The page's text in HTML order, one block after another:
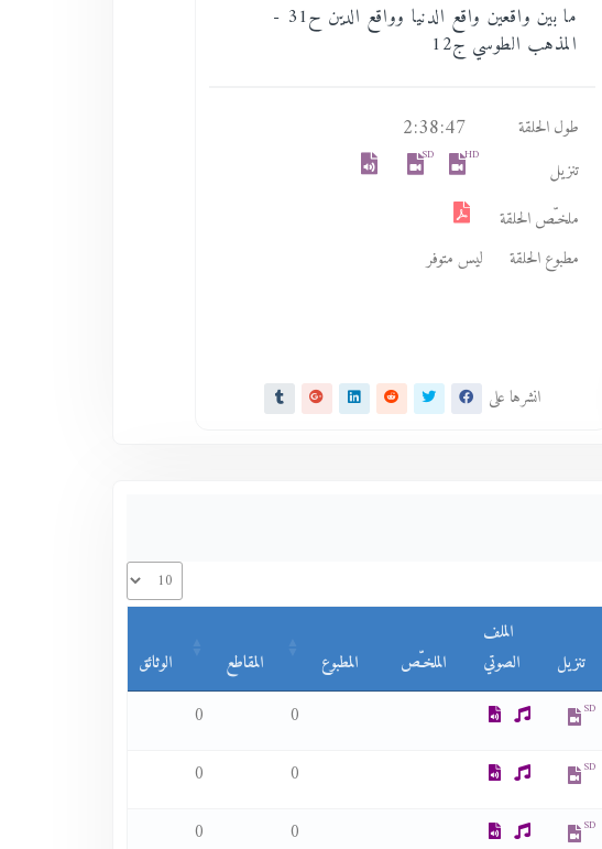
ما بين واقعين واقع الدنيا وواقع الدين ح31 -
المذهب الطوسي ج12
طول الحلقة 2:38:47
تنزيل
HD
SD
ملخـّص الحلقة
مطبوع الحلقة
ليس متوفر
انشرها على
تنزيل
الملف
الصوتي
الملخـّص المطبوع المقاطع
الوثائق
SD
0
0
SD
0
0
SD
0
0